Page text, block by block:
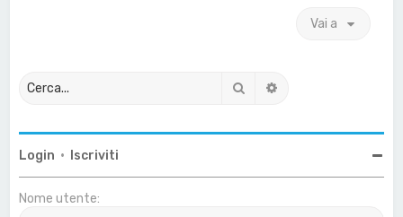
Vai a
Cerca
Login • Iscriviti
Nome utente: